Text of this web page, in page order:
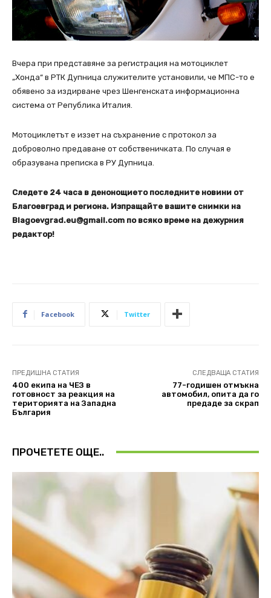
Вчера при представяне за регистрация на мотоциклет
„Хонда“ в РТК Дупница служителите установили, че МПС-то е
обявено за издирване чрез Шенгенската информационна
система от Република Италия.
Мотоциклетът е иззет на съхранение с протокол за
доброволно предаване от собственичката. По случая е
образувана преписка в РУ Дупница.
Следете 24 часа в денонощието последните новини от
Благоевград и региона. Изпращайте вашите снимки на
Blagoevgrad.eu@gmail.com по всяко време на дежурния
редактор!
Facebook Twitter
ПРЕДИШНА СТАТИЯ
400 екипа на ЧЕЗ в
готовност за реакция на
територията на Западна
България
СЛЕДВАЩА СТАТИЯ
77-годишен отмъкна
автомобил, опита да го
предаде за скрап
ПРОЧЕТЕТЕ ОЩЕ..